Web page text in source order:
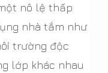
nô lệ thấp
nhà tắm như
trường độc
lớp khác nhau